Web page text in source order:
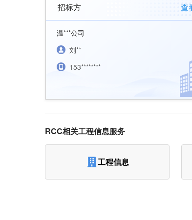
招标方 查
温***公司
刘**
153********
RCC相关工程信息服务
工程信息